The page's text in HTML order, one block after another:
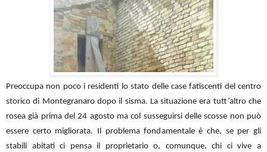
Preoccupa non poco i residenti lo stato delle case fatiscenti del centro
storico di Montegranaro dopo il sisma. La situazione era tutt’altro che
rosea già prima del 24 agosto ma col susseguirsi delle scosse non può
essere certo migliorata. Il problema fondamentale è che, se per gli
stabili abitati ci pensa il proprietario o, comunque, chi ci vive a